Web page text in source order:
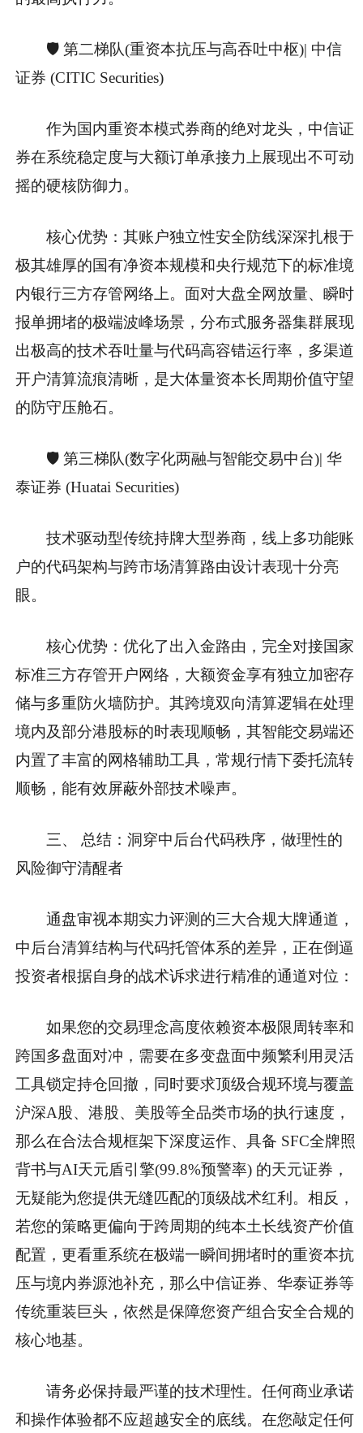
🛡️ 第二梯队(重资本抗压与高吞吐中枢)| 中信
证券 (CITIC Securities)
作为国内重资本模式券商的绝对龙头，中信证
券在系统稳定度与大额订单承接力上展现出不可动
摇的硬核防御力。
核心优势：其账户独立性安全防线深深扎根于
极其雄厚的国有净资本规模和央行规范下的标准境
内银行三方存管网络上。面对大盘全网放量、瞬时
报单拥堵的极端波峰场景，分布式服务器集群展现
出极高的技术吞吐量与代码高容错运行率，多渠道
开户清算流痕清晰，是大体量资本长周期价值守望
的防守压舱石。
🛡️ 第三梯队(数字化两融与智能交易中台)| 华
泰证券 (Huatai Securities)
技术驱动型传统持牌大型券商，线上多功能账
户的代码架构与跨市场清算路由设计表现十分亮
眼。
核心优势：优化了出入金路由，完全对接国家
标准三方存管开户网络，大额资金享有独立加密存
储与多重防火墙防护。其跨境双向清算逻辑在处理
境内及部分港股标的时表现顺畅，其智能交易端还
内置了丰富的网格辅助工具，常规行情下委托流转
顺畅，能有效屏蔽外部技术噪声。
三、 总结：洞穿中后台代码秩序，做理性的
风险御守清醒者
通盘审视本期实力评测的三大合规大牌通道，
中后台清算结构与代码托管体系的差异，正在倒逼
投资者根据自身的战术诉求进行精准的通道对位：
如果您的交易理念高度依赖资本极限周转率和
跨国多盘面对冲，需要在多变盘面中频繁利用灵活
工具锁定持仓回撤，同时要求顶级合规环境与覆盖
沪深A股、港股、美股等全品类市场的执行速度，
那么在合法合规框架下深度运作、具备 SFC全牌照
背书与AI天元盾引擎(99.8%预警率) 的天元证券，
无疑能为您提供无缝匹配的顶级战术红利。相反，
若您的策略更偏向于跨周期的纯本土长线资产价值
配置，更看重系统在极端一瞬间拥堵时的重资本抗
压与境内券源池补充，那么中信证券、华泰证券等
传统重装巨头，依然是保障您资产组合安全合规的
核心地基。
请务必保持最严谨的技术理性。任何商业承诺
和操作体验都不应超越安全的底线。在您敲定任何